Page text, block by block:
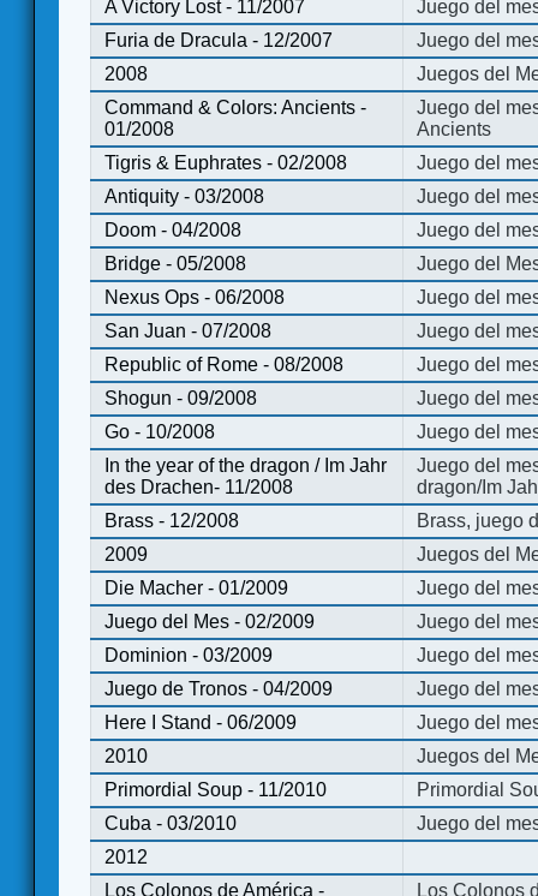
A Victory Lost - 11/2007
Juego del
Furia de Dracula - 12/2007
Juego del
2008
Juegos del
Command & Colors: Ancients -
01/2008
Juego del
Ancients
Tigris & Euphrates - 02/2008
Juego del
Antiquity - 03/2008
Juego del
Doom - 04/2008
Juego del
Bridge - 05/2008
Juego del
Nexus Ops - 06/2008
Juego del
San Juan - 07/2008
Juego del
Republic of Rome - 08/2008
Juego del
Shogun - 09/2008
Juego del
Go - 10/2008
Juego del
In the year of the dragon / Im Jahr
des Drachen- 11/2008
Juego del
dragon/Im
Brass - 12/2008
Brass, juego
2009
Juegos del
Die Macher - 01/2009
Juego del
Juego del Mes - 02/2009
Juego del
Dominion - 03/2009
Juego del
Juego de Tronos - 04/2009
Juego del
Here I Stand - 06/2009
Juego del
2010
Juegos del
Primordial Soup - 11/2010
Primordial
Cuba - 03/2010
Juego del
2012
Los Colonos de América -
Los Colonos